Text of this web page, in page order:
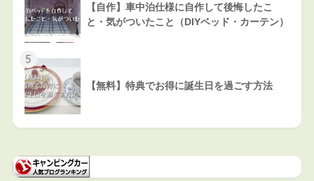
【自作】車中泊仕様に自作して後悔したこ
と・気がついたこと（DIYベッド・カーテン）
5
【無料】特典でお得に誕生日を過ごす方法